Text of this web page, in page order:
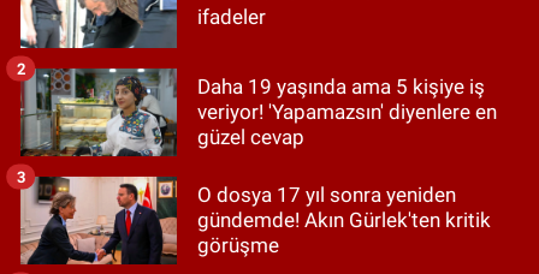
ifadeler
Daha 19 yaşında ama 5 kişiye iş
veriyor! 'Yapamazsın' diyenlere en
güzel cevap
2
O dosya 17 yıl sonra yeniden
gündemde! Akın Gürlek'ten kritik
görüşme
3